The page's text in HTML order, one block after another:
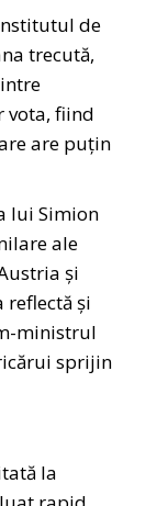
de
trecută,
vota, fiind
are puțin
lui Simion
ale
și
reflectă și
ministrul
sprijin
la